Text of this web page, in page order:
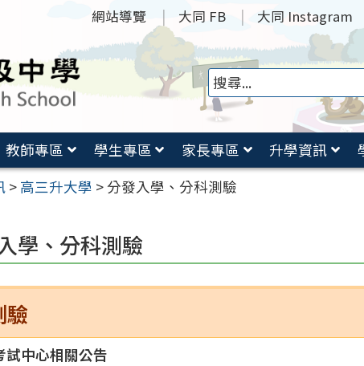
網站導覽 大同 FB 大同 Instagram
教師專區 學生專區 家長專區 升學資訊
> 高三升大學 > 分發入學、分科測驗
學、分科測驗
驗
試中心相關公告